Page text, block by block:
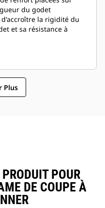
du godet
la rigidité du
et sa résistance à
Plus
POUR
DE COUPE À